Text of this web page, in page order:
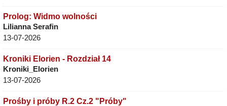
Prolog: Widmo wolności
Lilianna Serafin
13-07-2026
Kroniki Elorien - Rozdział 14
Kroniki_Elorien
13-07-2026
Prośby i próby R.2 Cz.2 "Próby"